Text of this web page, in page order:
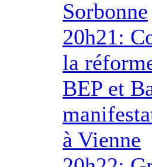
Sorbonne
20h21:
la
BEP et
à Vienne